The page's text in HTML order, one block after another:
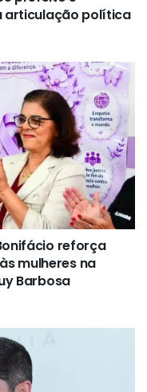
articulação política
reforça
mulheres na
Barbosa